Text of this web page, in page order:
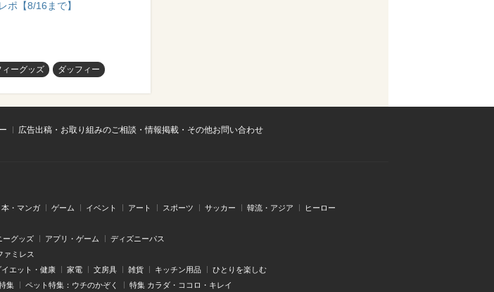
ポ【8/16まで】
ーグッズ ダッフィー
広告出稿・お取り組みのご相談・情報掲載・その他お問い合わせ
本・マンガ ゲーム イベント アート スポーツ サッカー 韓流・アジア ヒーロー
ーグッズ アプリ・ゲーム ディズニーパス
ァミレス
イエット・健康 家電 文房具 雑貨 キッチン用品 ひとりを楽しむ
集 ペット特集：ウチのかぞく 特集 カラダ・ココロ・キレイ